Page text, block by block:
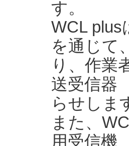
す。
WCL
を通じて
り、作業
送受信器
らせしま
また、
用受信機